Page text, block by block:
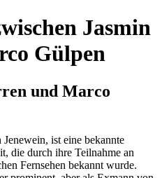
Jasmin
Gülpen
und Marco
ist eine bekannte
die durch ihre Teilnahme an
Fernsehen bekannt wurde.